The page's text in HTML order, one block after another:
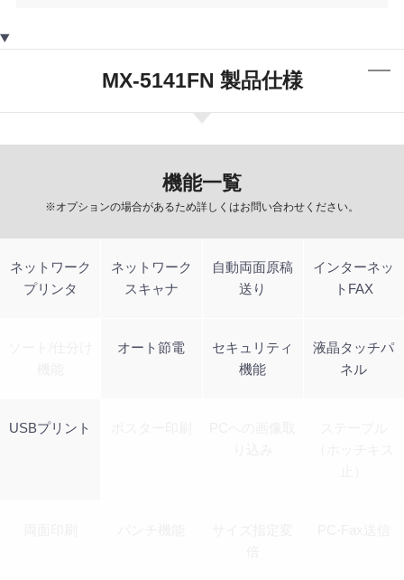
MX-5141FN 製品仕様
機能一覧
※オプションの場合があるため詳しくはお問い合わせください。
ネットワーク
プリンタ
ネットワーク
スキャナ
自動両面原稿
送り
インターネッ
トFAX
オート節電
セキュリティ
機能
液晶タッチパ
ネル
USBプリント